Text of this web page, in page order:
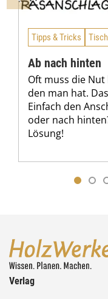
Tipps & Tricks
Ab nach hinten
Oft muss die
den man hat.
Einfach den
oder nach
Lösung!
Verlag